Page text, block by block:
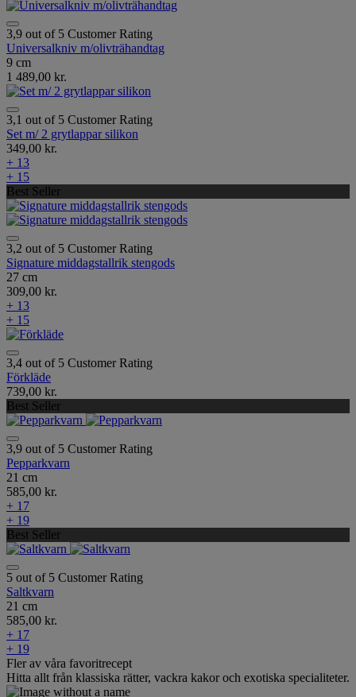
3,9 out of 5 Customer Rating
Universalkniv m/olivträhandtag
9 cm
1 489,00 kr.
3,1 out of 5 Customer Rating
Set m/ 2 grytlappar silikon
349,00 kr.
+ 13
+ 15
Best Seller
3,2 out of 5 Customer Rating
Signature middagstallrik stengods
27 cm
309,00 kr.
+ 13
+ 15
3,4 out of 5 Customer Rating
Förkläde
739,00 kr.
Best Seller
3,9 out of 5 Customer Rating
Pepparkvarn
21 cm
585,00 kr.
+ 17
+ 19
Best Seller
5 out of 5 Customer Rating
Saltkvarn
21 cm
585,00 kr.
+ 17
+ 19
Fler av våra favoritrecept
Hitta allt från klassiska rätter, vackra kakor och exotiska specialiteter.